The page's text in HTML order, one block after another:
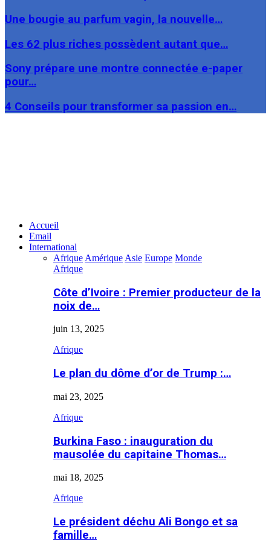
Une bougie au parfum vagin, la nouvelle…
Les 62 plus riches possèdent autant que…
Sony prépare une montre connectée e-paper
pour…
4 Conseils pour transformer sa passion en…
Accueil
Email
International
Afrique Amérique Asie Europe Monde
Afrique
Côte d’Ivoire : Premier producteur de la
noix de…
juin 13, 2025
Afrique
Le plan du dôme d’or de Trump :…
mai 23, 2025
Afrique
Burkina Faso : inauguration du
mausolée du capitaine Thomas…
mai 18, 2025
Afrique
Le président déchu Ali Bongo et sa
famille…